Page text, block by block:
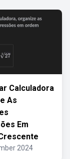
Calculadora
As
Em
2024